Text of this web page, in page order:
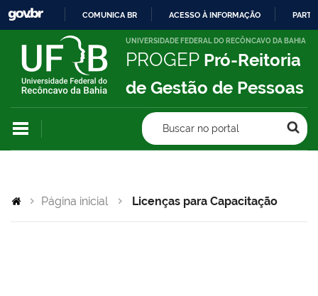
IR
PARA
CONTEÚDO
COMUNICA BR ACESSO À INFORMAÇÃO
UNIVERSIDADE FEDERAL DO RECÔNCAVO DA BAHIA
PROGEP Pró-Reitoria
de Gestão de Pessoas
Buscar no portal
Página inicial Licenças para Capacitação